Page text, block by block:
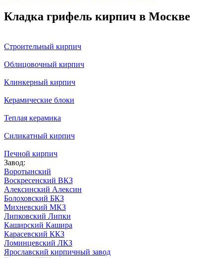
Кладка грифель кирпич в Москве
Строительный кирпич
Облицовочный кирпич
Клинкерный кирпич
Керамические блоки
Теплая керамика
Силикатный кирпич
Печной кирпич
Завод:
Воротынский
Воскресенский ВКЗ
Алексинский Алексин
Болоховский БКЗ
Михневский МКЗ
Липковский Липки
Каширский Кашира
Карасевский ККЗ
Ломинцевский ЛКЗ
Ярославский кирпичный завод